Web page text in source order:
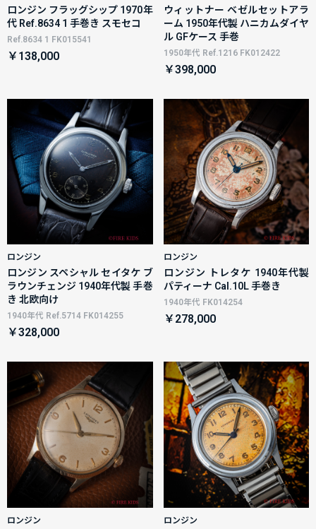
ロンジン フラッグシップ 1970年
代 Ref.8634 1 手巻き スモセコ
Ref.8634 1 FK015541
￥138,000
ウィットナー ベゼルセットアラ
ーム 1950年代製 ハニカムダイヤ
ル GFケース 手巻
1950年代 Ref.1216 FK012422
￥398,000
ロンジン
ロンジン スペシャル セイタケ ブ
ラウンチェンジ 1940年代製 手巻
き 北欧向け
1940年代 Ref.5714 FK014255
￥328,000
ロンジン
ロンジン トレタケ 1940年代製
パティーナ Cal.10L 手巻き
1940年代 FK014254
￥278,000
ロンジン ロンジン